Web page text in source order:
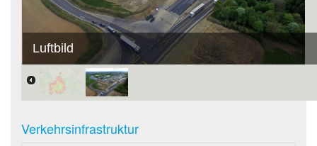
Luftbild
Verkehrsinfrastruktur